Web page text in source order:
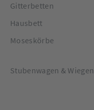
Gitterbetten
Hausbett
Moseskörbe
Stubenwagen & Wiegen